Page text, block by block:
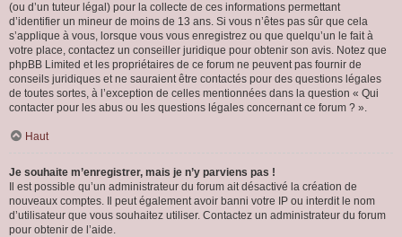
(ou d’un tuteur légal) pour la collecte de ces informations permettant
d’identifier un mineur de moins de 13 ans. Si vous n’êtes pas sûr que cela
s’applique à vous, lorsque vous vous enregistrez ou que quelqu’un le fait à
votre place, contactez un conseiller juridique pour obtenir son avis. Notez que
phpBB Limited et les propriétaires de ce forum ne peuvent pas fournir de
conseils juridiques et ne sauraient être contactés pour des questions légales
de toutes sortes, à l’exception de celles mentionnées dans la question « Qui
contacter pour les abus ou les questions légales concernant ce forum ? ».
Haut
Je souhaite m’enregistrer, mais je n’y parviens pas !
Il est possible qu’un administrateur du forum ait désactivé la création de
nouveaux comptes. Il peut également avoir banni votre IP ou interdit le nom
d’utilisateur que vous souhaitez utiliser. Contactez un administrateur du forum
pour obtenir de l’aide.